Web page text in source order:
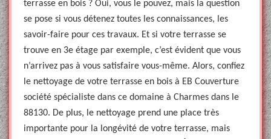
terrasse en bois ? Oui, vous le pouvez, mais la question
se pose si vous détenez toutes les connaissances, les
savoir-faire pour ces travaux. Et si votre terrasse se
trouve en 3e étage par exemple, c’est évident que vous
n’arrivez pas à vous satisfaire vous-même. Alors, confiez
le nettoyage de votre terrasse en bois à EB Couverture
société spécialiste dans ce domaine à Charmes dans le
88130. De plus, le nettoyage prend une place très
importante pour la longévité de votre terrasse, mais